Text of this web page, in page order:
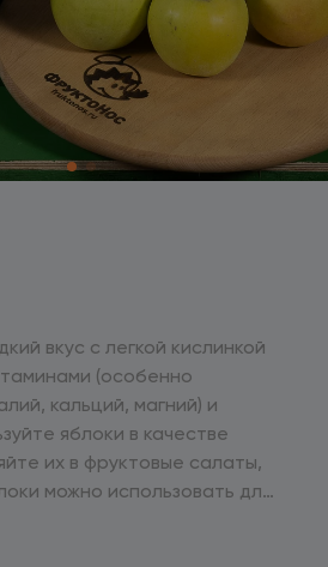
вкус с легкой кислинкой
(особенно
кальций, магний) и
их в фруктовые салаты,
можно использовать для
в отделении для